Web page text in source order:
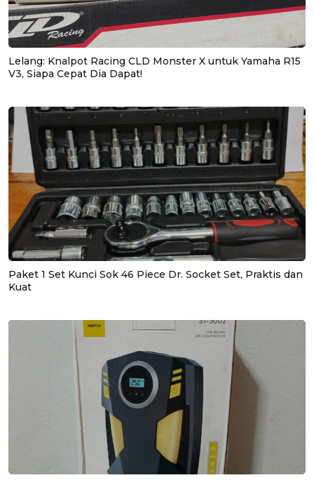
Lelang: Knalpot Racing CLD Monster X untuk Yamaha R15
V3, Siapa Cepat Dia Dapat!
Paket 1 Set Kunci Sok 46 Piece Dr. Socket Set, Praktis dan
Kuat